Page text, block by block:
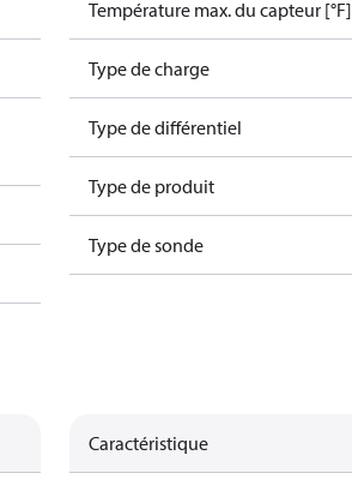
Température max. du capteur [°F]
Type de charge
Type de différentiel
Type de produit
Type de sonde
Caractéristique